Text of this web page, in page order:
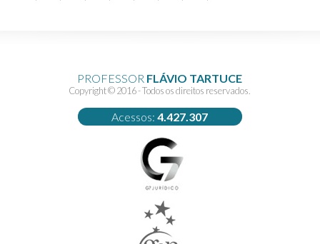
PROFESSOR FLÁVIO TARTUCE
Copyright © 2016 - Todos os direitos reservados.
Acessos:4.427.307